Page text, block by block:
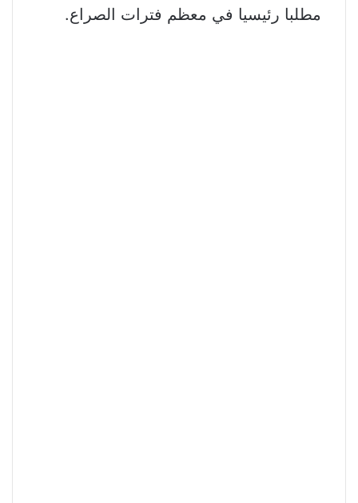
مطلبا رئيسيا في معظم فترات الصراع.